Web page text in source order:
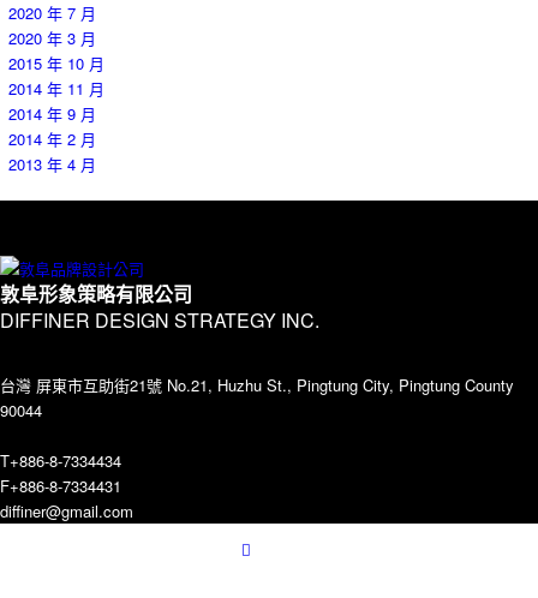
2020 年 7 月
2020 年 3 月
2015 年 10 月
2014 年 11 月
2014 年 9 月
2014 年 2 月
2013 年 4 月
敦阜形象策略有限公司
DIFFINER DESIGN STRATEGY INC.
台灣 屏東市互助街21號 No.21, Huzhu St., Pingtung City, Pingtung County
90044
T+886-8-7334434
F+886-8-7334431
diffiner@gmail.com